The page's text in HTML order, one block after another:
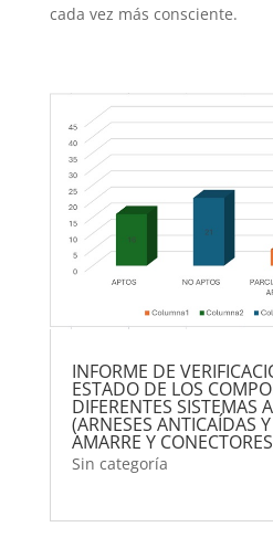
cada vez más consciente.
INFORME DE
ESTADO DE LOS
DIFERENTES SISTEMAS
(ARNESES ANTICAÍDAS
AMARRE Y
Sin categoría